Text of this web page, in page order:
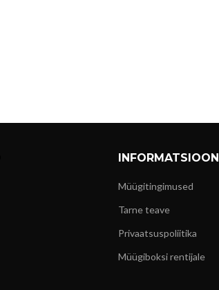
INFORMATSIOON
Müügitingimused
Tarne teave
Privaatsuspoliitika
Müügiboksi rentijale